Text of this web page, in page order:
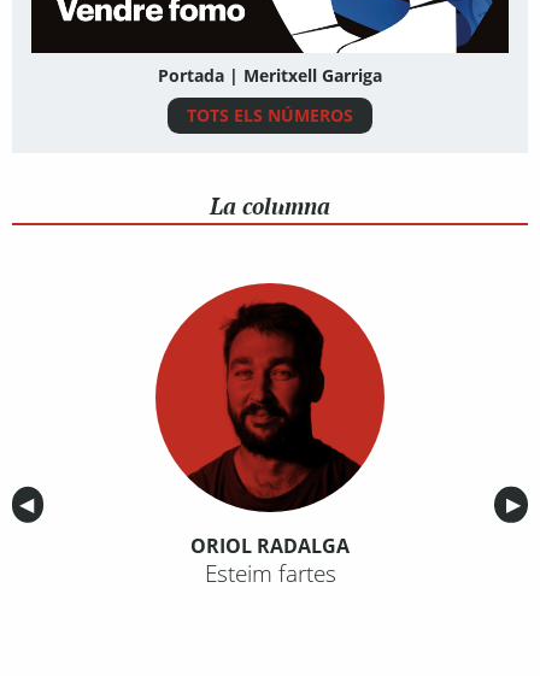
Portada | Meritxell Garriga
TOTS ELS NÚMEROS
La columna
Anterior
◀︎ ▶︎
ORIOL RADALGA
Esteim fartes